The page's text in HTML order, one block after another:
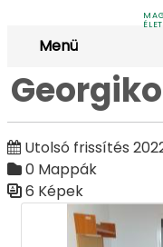
Menü
Utolsó frissítés
0 Mappák
6 Képek